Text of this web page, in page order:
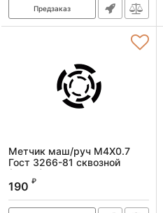
Предзаказ
Метчик маш/руч M4X0.7
Гост 3266-81 сквозной
(Р6М5)
Артикул:
190 ₽